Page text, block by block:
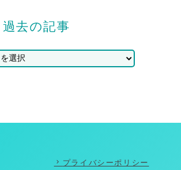
過去の記事
プライバシーポリシー